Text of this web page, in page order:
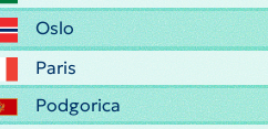
Oslo
Paris
Podgorica